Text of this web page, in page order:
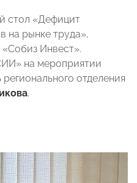
стол «Дефицит
на рынке труда»,
Инвест».
на мероприятии
отделения
.